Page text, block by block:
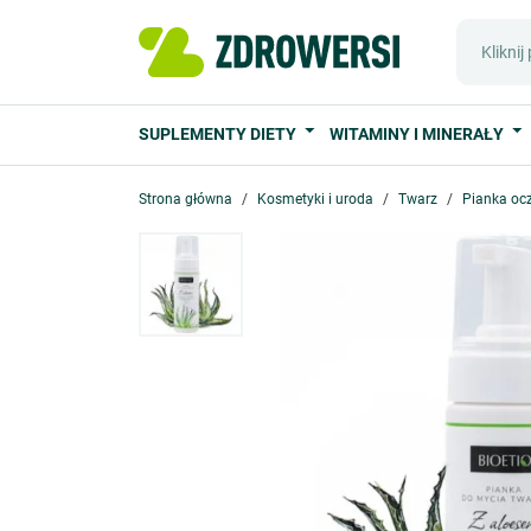
SUPLEMENTY DIETY WITAMINY I MINERAŁY
Strona główna Kosmetyki i uroda Twarz Pianka